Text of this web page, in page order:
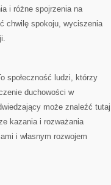
i różne spojrzenia na
chwilę spokoju, wyciszenia
społeczność ludzi, którzy
duchowości w
może znaleźć tutaj
kazania i rozważania
i własnym rozwojem